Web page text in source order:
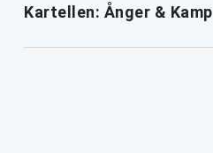
Kartellen: Ånger & Kamp